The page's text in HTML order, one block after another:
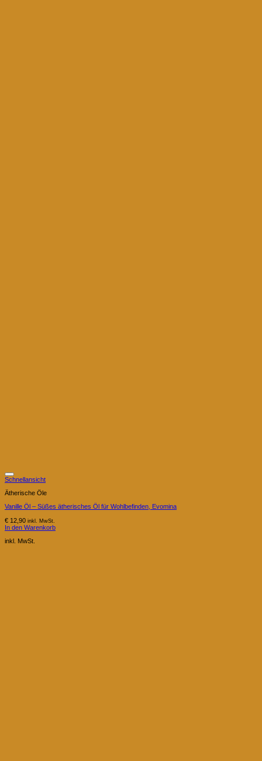
Schnellansicht
Ätherische Öle
Vanille Öl – Süßes ätherisches Öl für Wohlbefinden, Evomina
€ 12,90 inkl. MwSt.
In den Warenkorb
inkl. MwSt.